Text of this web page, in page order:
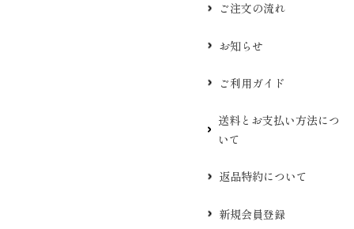
ご注文の流れ
お知らせ
ご利用ガイド
送料とお支払い方法につ
いて
返品特約について
新規会員登録